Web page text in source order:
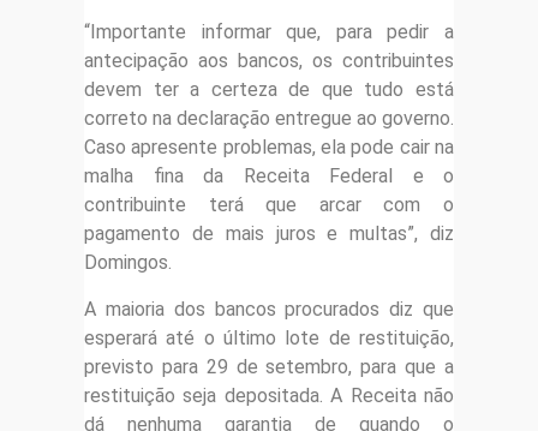
“Importante informar que, para pedir a
antecipação aos bancos, os contribuintes
devem ter a certeza de que tudo está
correto na declaração entregue ao governo.
Caso apresente problemas, ela pode cair na
malha fina da Receita Federal e o
contribuinte terá que arcar com o
pagamento de mais juros e multas”, diz
Domingos.
A maioria dos bancos procurados diz que
esperará até o último lote de restituição,
previsto para 29 de setembro, para que a
restituição seja depositada. A Receita não
dá nenhuma garantia de quando o